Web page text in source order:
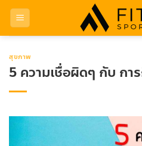
Skip
content
สุขภาพ
5 ความเชื่อผิดๆ กับ กา